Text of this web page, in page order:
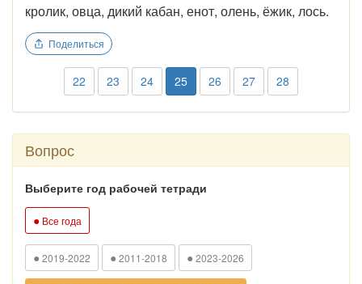
кролик, овца, дикий кабан, енот, олень, ёжик, лось.
Поделиться
22 23 24 25 26 27 28
Вопрос
Выберите год рабочей тетради
● Все года
● 2019-2022 ● 2011-2018 ● 2023-2026